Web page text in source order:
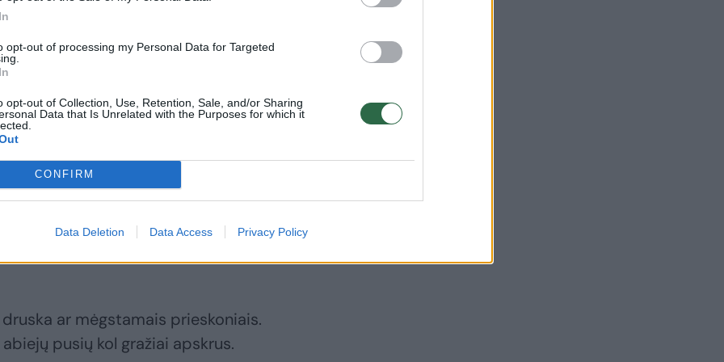
opt-out of processing my Personal Data for Targeted
opt-out of Collection, Use, Retention, Sale, and/or Sharing
Data that Is Unrelated with the Purposes for which it
CONFIRM
Data Deletion Data Access Privacy Policy
skysta),
pieno,
perteklinį skystį. Sumaišome su
kiaušinį ir supilame pieną (kad blynų
manų kruopas, miltus ar
pagalbininkės, jos sugers perteklinius
ar mėgstamais prieskoniais.
pusių kol gražiai apskrus.